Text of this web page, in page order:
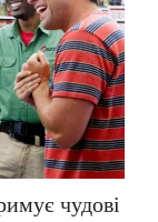
чудові